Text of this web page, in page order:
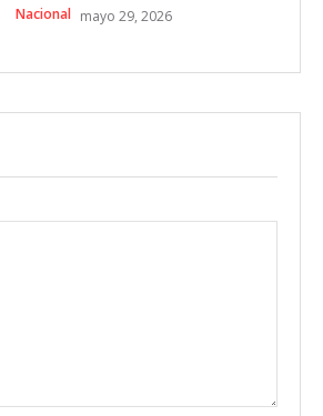
Nacional mayo 29, 2026